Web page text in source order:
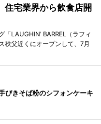
宅業界から飲食店開
LAUGHIN’ BARREL（ラフィ
秩父近くにオープンして、7月
きそば粉のシフォンケーキ